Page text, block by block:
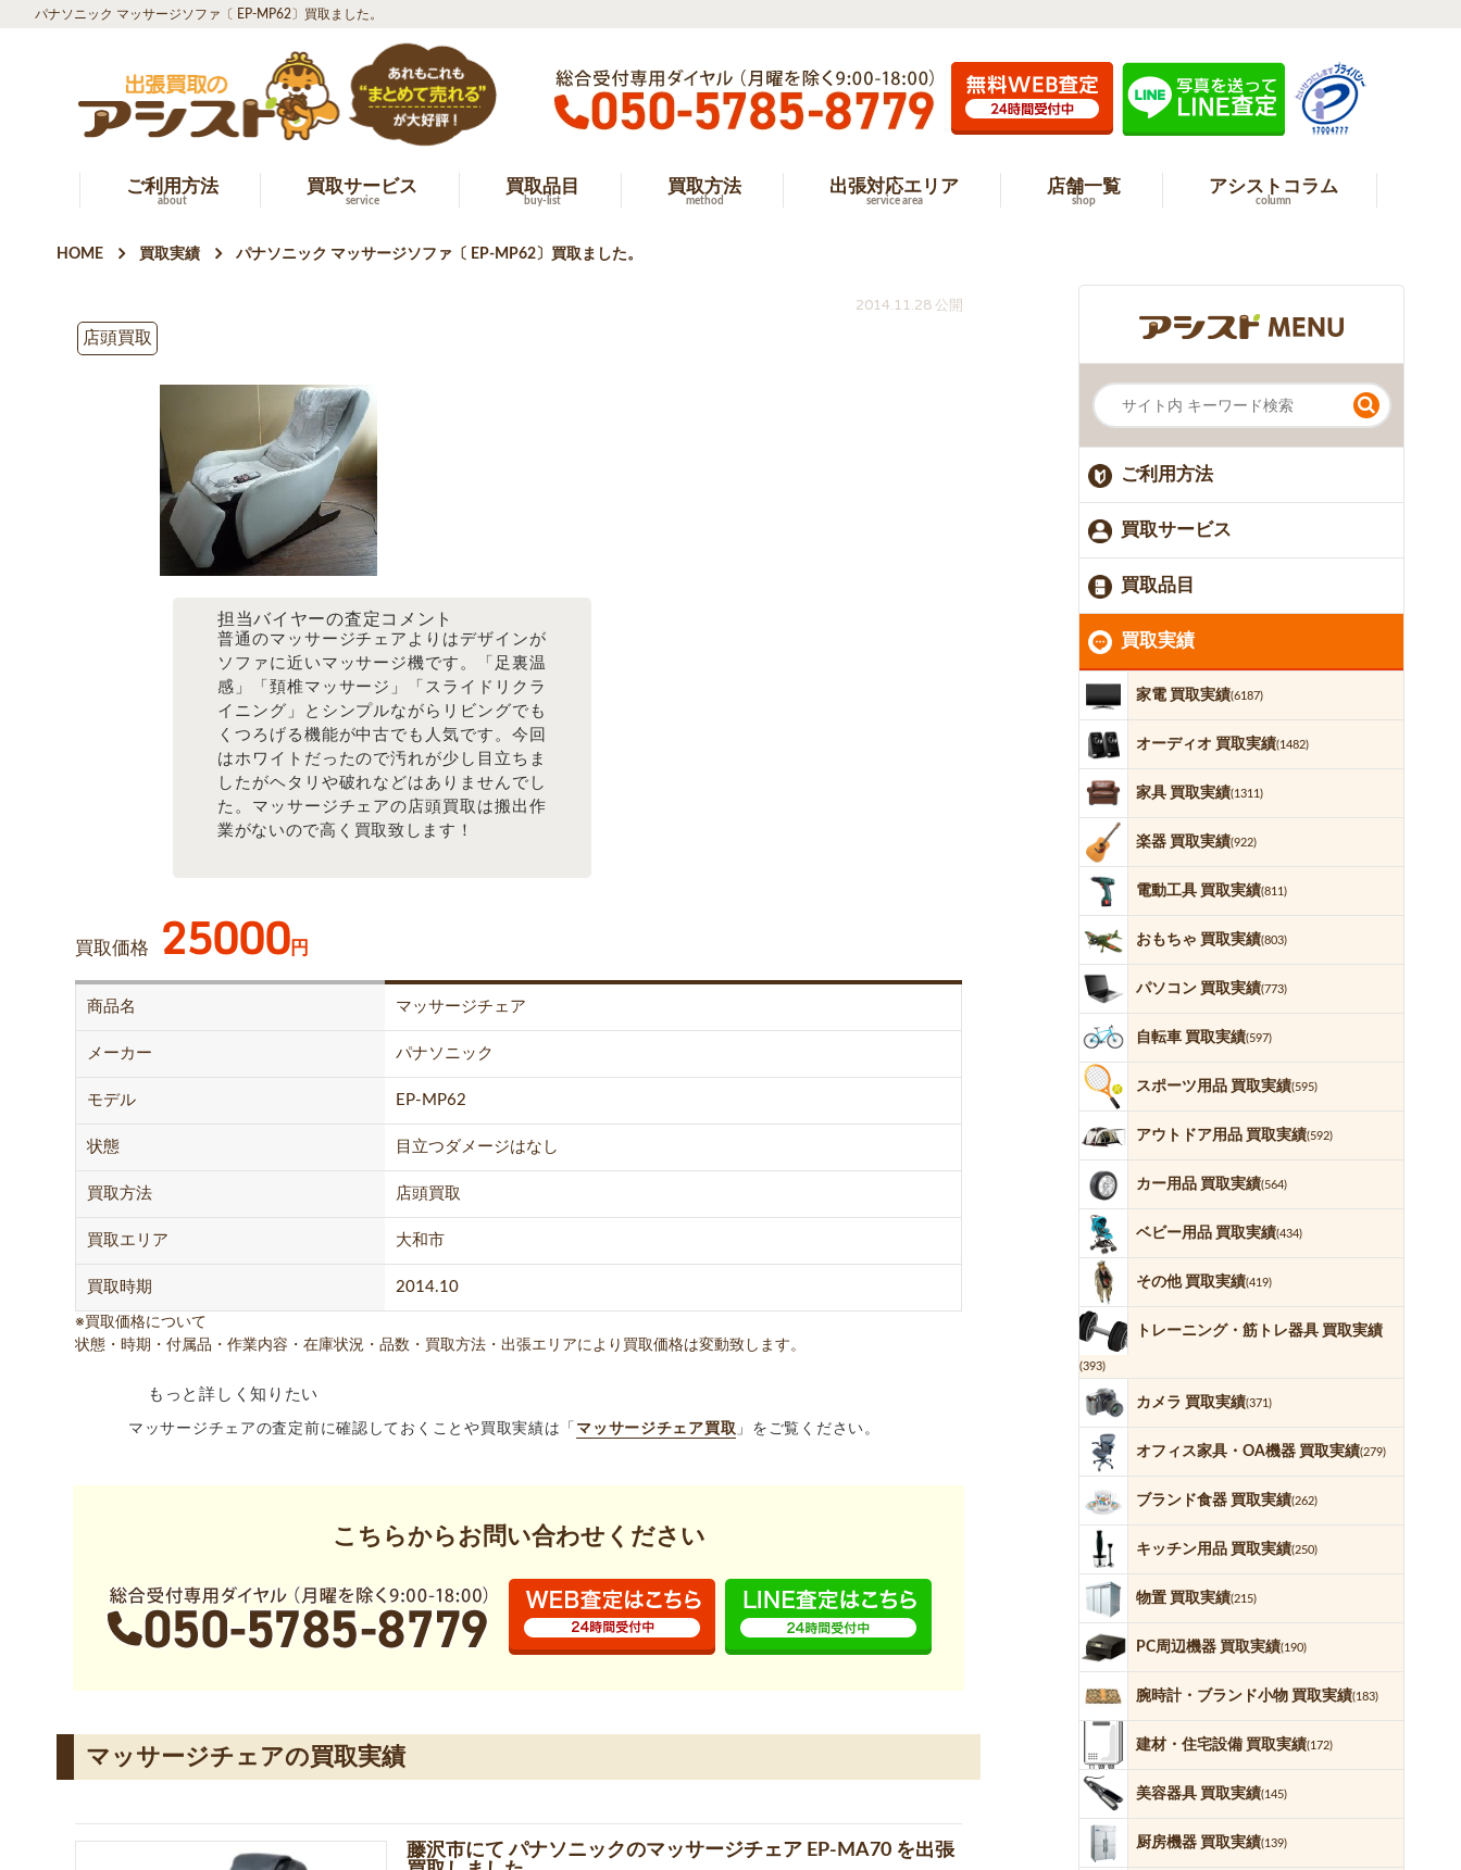
パナソニック マッサージソファ〔 EP-MP62〕買取ました。
ご利用方法
about
買取サービス
service
買取品目
buy-list
買取方法
method
出張対応エリア
service area
店舗一覧
shop
アシストコラム
column
HOME 買取実績 パナソニック マッサージソファ〔 EP-MP62〕買取ました。
2014.11.28 公開
店頭買取
担当バイヤーの査定コメント
普通のマッサージチェアよりはデザインが
ソファに近いマッサージ機です。「足裏温
感」「頚椎マッサージ」「スライドリクラ
イニング」とシンプルながらリビングでも
くつろげる機能が中古でも人気です。今回
はホワイトだったので汚れが少し目立ちま
したがヘタリや破れなどはありませんでし
た。マッサージチェアの店頭買取は搬出作
業がないので高く買取致します！
買取価格 25000円
商品名 マッサージチェア
メーカー パナソニック
モデル EP-MP62
状態 目立つダメージはなし
買取方法 店頭買取
買取エリア 大和市
買取時期 2014.10
※買取価格について
状態・時期・付属品・作業内容・在庫状況・品数・買取方法・出張エリアにより買取価格は変動致します。
もっと詳しく知りたい
マッサージチェアの査定前に確認しておくことや買取実績は「 マッサージチェア買取 」をご覧ください。
こちらからお問い合わせください
マッサージチェアの買取実績
藤沢市にて パナソニックのマッサージチェア EP-MA70 を出張
ご利用方法
買取サービス
買取品目
買取実績
家電 買取実績(6187)
オーディオ 買取実績(1482)
家具 買取実績(1311)
楽器 買取実績(922)
電動工具 買取実績(811)
おもちゃ 買取実績(803)
パソコン 買取実績(773)
自転車 買取実績(597)
スポーツ用品 買取実績(595)
アウトドア用品 買取実績(592)
カー用品 買取実績(564)
ベビー用品 買取実績(434)
その他 買取実績(419)
トレーニング・筋トレ器具 買取実績
(393)
カメラ 買取実績(371)
オフィス家具・OA機器 買取実績(279)
ブランド食器 買取実績(262)
キッチン用品 買取実績(250)
物置 買取実績(215)
PC周辺機器 買取実績(190)
腕時計・ブランド小物 買取実績(183)
建材・住宅設備 買取実績(172)
美容器具 買取実績(145)
厨房機器 買取実績(139)